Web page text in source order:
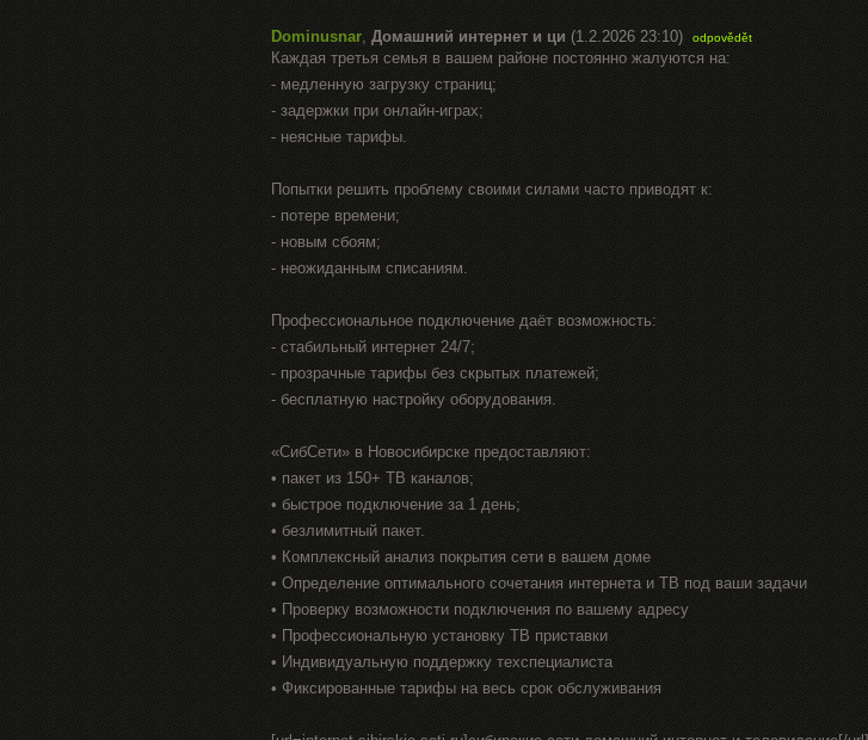
Dominusnar, Домашний интернет и ци (1.2.2026 23:10) odpovědět
Каждая третья семья в вашем районе постоянно жалуются на:
- медленную загрузку страниц;
- задержки при онлайн-играх;
- неясные тарифы.
Попытки решить проблему своими силами часто приводят к:
- потере времени;
- новым сбоям;
- неожиданным списаниям.
Профессиональное подключение даёт возможность:
- стабильный интернет 24/7;
- прозрачные тарифы без скрытых платежей;
- бесплатную настройку оборудования.
«СибСети» в Новосибирске предоставляют:
• пакет из 150+ ТВ каналов;
• быстрое подключение за 1 день;
• безлимитный пакет.
• Комплексный анализ покрытия сети в вашем доме
• Определение оптимального сочетания интернета и ТВ под ваши задачи
• Проверку возможности подключения по вашему адресу
• Профессиональную установку ТВ приставки
• Индивидуальную поддержку техспециалиста
• Фиксированные тарифы на весь срок обслуживания